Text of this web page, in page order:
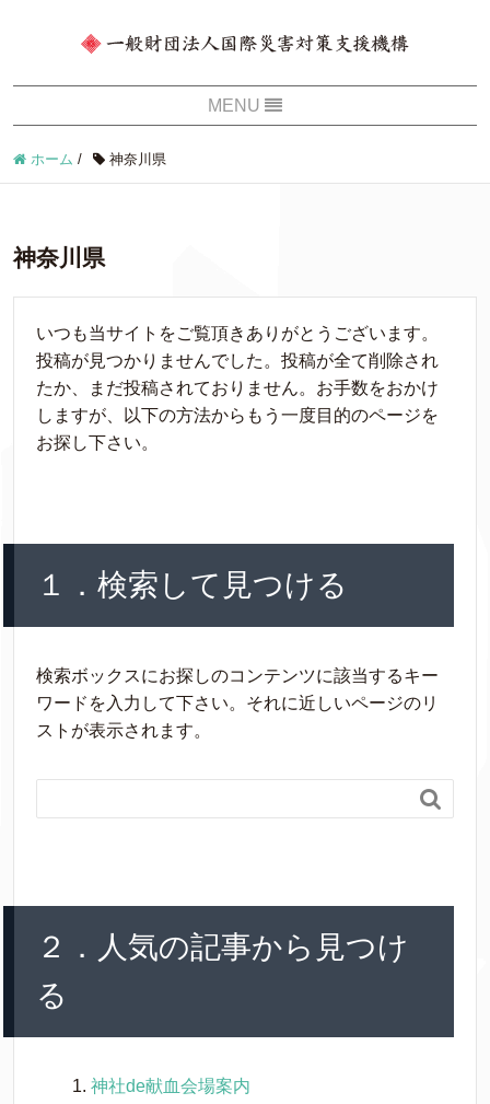
ホーム / 神奈川県
神奈川県
いつも当サイトをご覧頂きありがとうございます。
投稿が見つかりませんでした。投稿が全て削除され
たか、まだ投稿されておりません。お手数をおかけ
しますが、以下の方法からもう一度目的のページを
お探し下さい。
１．検索して見つける
検索ボックスにお探しのコンテンツに該当するキー
ワードを入力して下さい。それに近しいページのリ
ストが表示されます。

２．人気の記事から見つけ
る
神社de献血会場案内